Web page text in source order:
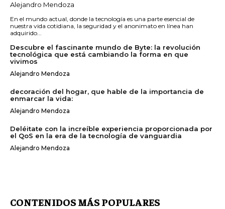
Alejandro Mendoza
En el mundo actual, donde la tecnología es una parte esencial de
nuestra vida cotidiana, la seguridad y el anonimato en línea han
adquirido...
Descubre el fascinante mundo de Byte: la revolución
tecnológica que está cambiando la forma en que
vivimos
Alejandro Mendoza
decoración del hogar, que hable de la importancia de
enmarcar la vida:
Alejandro Mendoza
Deléitate con la increíble experiencia proporcionada por
el QoS en la era de la tecnología de vanguardia
Alejandro Mendoza
CONTENIDOS MÁS POPULARES